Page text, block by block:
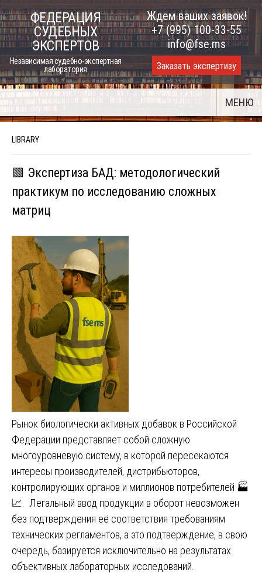
Skip
to
content
ФЕДЕРАЦИЯ
СУДЕБНЫХ
ЭКСПЕРТОВ
Независимая судебно-экспертная
лаборатория
Ждем ваших заявок!
+7 (995) 100-33-55
info@fse.ms
Заказать экспертизу
МЕНЮ
LIBRARY
🟩 Экспертиза БАД: методологический
практикум по исследованию сложных
матриц
Рынок биологически активных добавок в Российской
Федерации представляет собой сложную
многоуровневую систему, в которой пересекаются
интересы производителей, дистрибьюторов,
контролирующих органов и миллионов потребителей 🏭
📈. Легальный ввод продукции в оборот невозможен
без подтверждения её соответствия требованиям
технических регламентов, а это подтверждение, в свою
очередь, базируется исключительно на результатах
объективных лабораторных исследований.